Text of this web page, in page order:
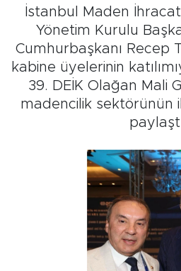
İstanbul Maden
Yönetim Kurulu
Cumhurbaşkanı Recep
kabine üyelerinin
39. DEİK Olağan Mali
madencilik sektörünün